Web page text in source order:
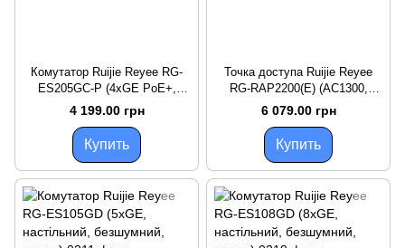
Комутатор Ruijie Reyee RG-
ES205GC-P (4xGE PoE+,
1xGE, max PoE 53W,
настільний, сталевий корпус,
Ruijie Cloud, Web Smart)
4 199.00 грн
Купить
Точка доступа Ruijie Reyee
RG-RAP2200(E) (AC1300,
2xGE, MU-MIMO, PoE, Ruijie
6 079.00 грн
Купить